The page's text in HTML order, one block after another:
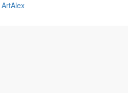
ArtAlex